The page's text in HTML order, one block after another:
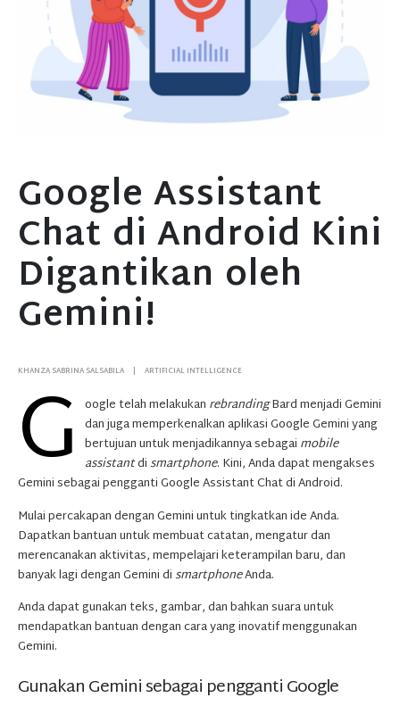
Google Assistant
Chat di Android Kini
Digantikan oleh
Gemini!
KHANZA SABRINA SALSABILA ARTIFICIAL INTELLIGENCE
G oogle telah melakukan rebrandingBard menjadi Gemini
dan juga memperkenalkan aplikasi Google Gemini yang
bertujuan untuk menjadikannya sebagai mobile
assistantdi smartphone. Kini, Anda dapat mengakses
Gemini sebagai pengganti Google Assistant Chat di Android.
Mulai percakapan dengan Gemini untuk tingkatkan ide Anda.
Dapatkan bantuan untuk membuat catatan, mengatur dan
merencanakan aktivitas, mempelajari keterampilan baru, dan
banyak lagi dengan Gemini di smartphoneAnda.
Anda dapat gunakan teks, gambar, dan bahkan suara untuk
mendapatkan bantuan dengan cara yang inovatif menggunakan
Gemini.
Gunakan Gemini sebagai pengganti Google